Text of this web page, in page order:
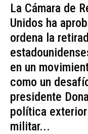
La Cámara de
Unidos ha
ordena la
en un
como un
presidente
política
militar...